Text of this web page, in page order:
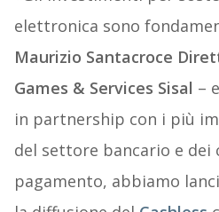
elettronica sono
Maurizio Santacroce
Games & Services Sisal –
in partnership con i più
del settore bancario e dei
pagamento, abbiamo